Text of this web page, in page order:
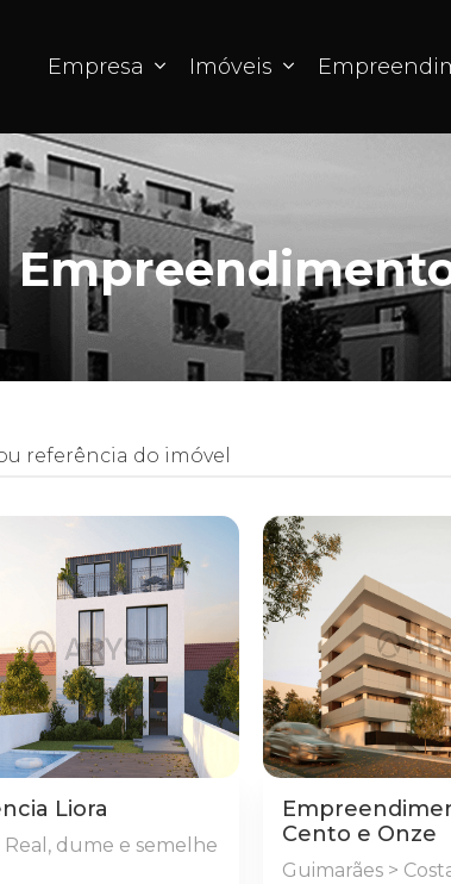
Empresa Imóveis
Liora
Real, dume e semelhe
Cento e Onze
Guimarães >